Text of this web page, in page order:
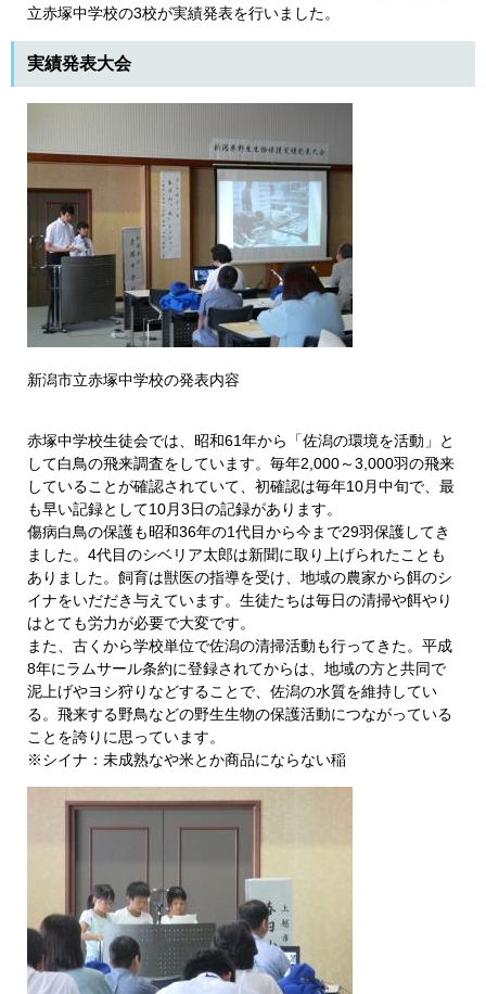
立赤塚中学校の3校が実績発表を行いました。
実績発表大会
新潟市立赤塚中学校の発表内容
赤塚中学校生徒会では、昭和61年から「佐潟の環境を活動」と
して白鳥の飛来調査をしています。毎年2,000～3,000羽の飛来
していることが確認されていて、初確認は毎年10月中旬で、最
も早い記録として10月3日の記録があります。
傷病白鳥の保護も昭和36年の1代目から今まで29羽保護してき
ました。4代目のシベリア太郎は新聞に取り上げられたことも
ありました。飼育は獣医の指導を受け、地域の農家から餌のシ
イナをいだだき与えています。生徒たちは毎日の清掃や餌やり
はとても労力が必要で大変です。
また、古くから学校単位で佐潟の清掃活動も行ってきた。平成
8年にラムサール条約に登録されてからは、地域の方と共同で
泥上げやヨシ狩りなどすることで、佐潟の水質を維持してい
る。飛来する野鳥などの野生生物の保護活動につながっている
ことを誇りに思っています。
※シイナ：未成熟なや米とか商品にならない稲